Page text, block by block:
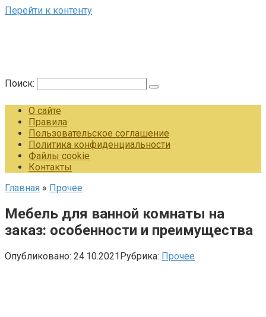
Перейти к контенту
Поиск:
О сайте
Правила
Пользовательское соглашение
Политика конфиденциальности
Файлы cookie
Контакты
Главная » Прочее
Мебель для ванной комнаты на
заказ: особенности и преимущества
Опубликовано: 24.10.2021Рубрика: Прочее